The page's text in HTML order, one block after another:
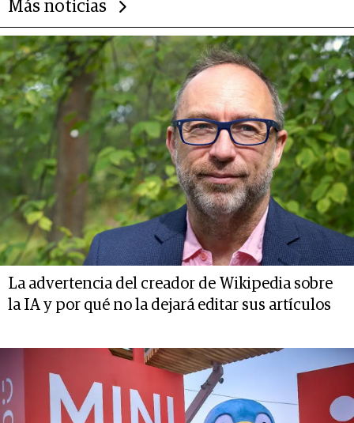
Más noticias
La advertencia del creador de Wikipedia sobre
la IA y por qué no la dejará editar sus artículos